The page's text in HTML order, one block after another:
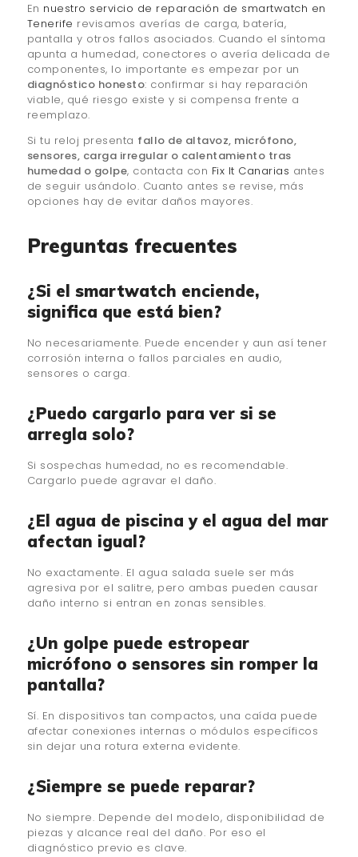
En nuestro servicio de reparación de smartwatch en
Tenerife revisamos averías de carga, batería,
pantalla y otros fallos asociados. Cuando el síntoma
apunta a humedad, conectores o avería delicada de
componentes, lo importante es empezar por un
diagnóstico honesto: confirmar si hay reparación
viable, qué riesgo existe y si compensa frente a
reemplazo.
Si tu reloj presenta fallo de altavoz, micrófono,
sensores, carga irregular o calentamiento tras
humedad o golpe, contacta con Fix It Canarias antes
de seguir usándolo. Cuanto antes se revise, más
opciones hay de evitar daños mayores.
Preguntas frecuentes
¿Si el smartwatch enciende,
significa que está bien?
No necesariamente. Puede encender y aun así tener
corrosión interna o fallos parciales en audio,
sensores o carga.
¿Puedo cargarlo para ver si se
arregla solo?
Si sospechas humedad, no es recomendable.
Cargarlo puede agravar el daño.
¿El agua de piscina y el agua del mar
afectan igual?
No exactamente. El agua salada suele ser más
agresiva por el salitre, pero ambas pueden causar
daño interno si entran en zonas sensibles.
¿Un golpe puede estropear
micrófono o sensores sin romper la
pantalla?
Sí. En dispositivos tan compactos, una caída puede
afectar conexiones internas o módulos específicos
sin dejar una rotura externa evidente.
¿Siempre se puede reparar?
No siempre. Depende del modelo, disponibilidad de
piezas y alcance real del daño. Por eso el
diagnóstico previo es clave.